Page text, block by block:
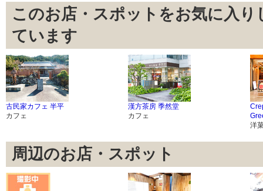
このお店・スポットをお気に入
ています
古民家カフェ 半平
カフェ
漢方茶房 季然堂
カフェ
洋
周辺のお店・スポット